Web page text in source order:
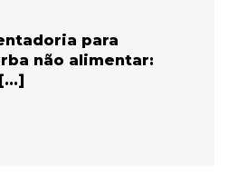
para
não alimentar: